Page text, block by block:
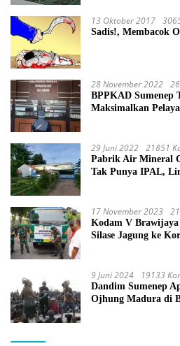
13 Oktober 2017
Sadis!, Membacok
28 November 2022
BPPKAD Sumenep
Maksimalkan
29 Juni 2022 21851
Pabrik Air Mineral
Tak Punya IPAL,
17 November 2023
Kodam V Brawijaya
Silase Jagung ke
9 Juni 2024 19133
Dandim Sumenep
Ojhung Madura di